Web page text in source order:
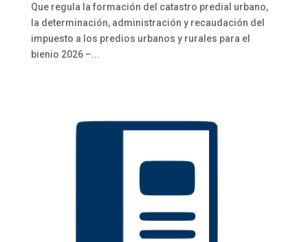
Que regula la formación del catastro predial urbano,
la determinación, administración y recaudación del
impuesto a los predios urbanos y rurales para el
bienio 2026 –...